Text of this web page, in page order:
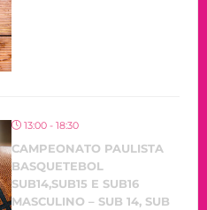
13:00 - 18:30
CAMPEONATO PAULISTA
BASQUETEBOL
SUB14,SUB15 E SUB16
MASCULINO – SUB 14, SUB